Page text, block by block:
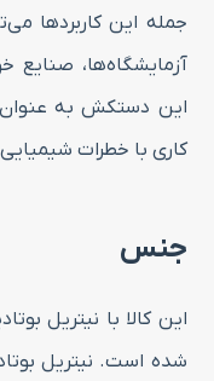
جمله این کاربردها
آزمایشگاه‌ها، صنایع
این دستکش به عنوان
کاری با خطرات
جنس
شده است. نیتریل